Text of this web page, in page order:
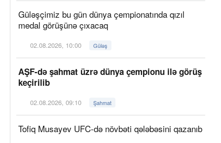
Güləşçimiz bu gün dünya çempionatında qızıl
medal görüşünə çıxacaq
02.08.2026, 10:00 Güləş
AŞF-də şahmat üzrə dünya çempionu ilə görüş
keçirilib
02.08.2026, 09:10 Şahmat
Tofiq Musayev UFC-də növbəti qələbəsini qazanıb